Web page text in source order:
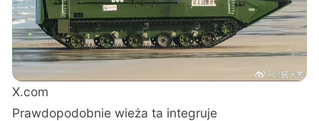
X.com
Prawdopodobnie wieża ta integruje